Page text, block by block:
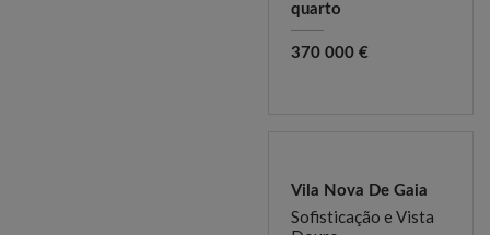
quarto
370 000 €
Vila Nova De Gaia
Sofisticação e Vista